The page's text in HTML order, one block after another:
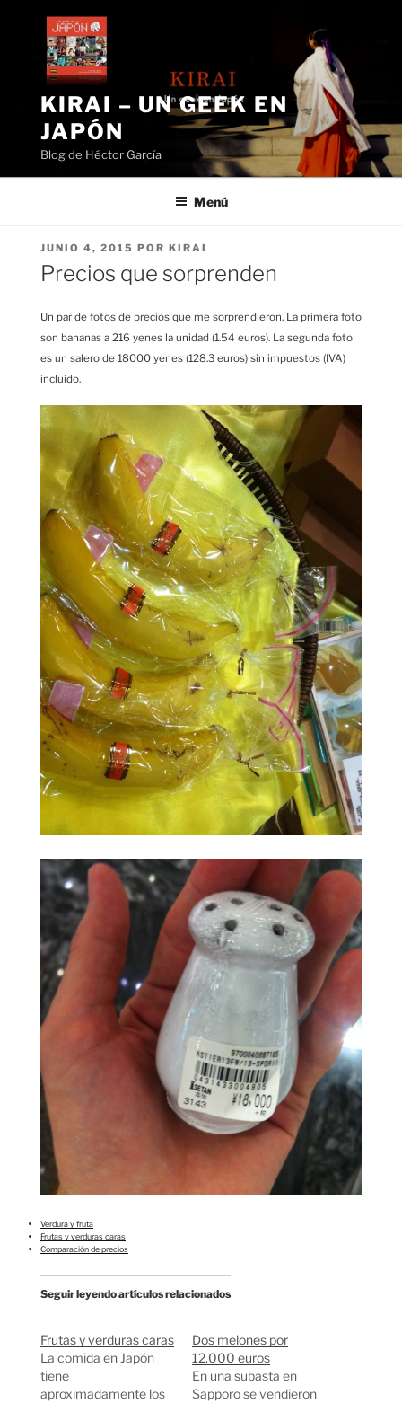
contenido
KIRAI – UN GEEK EN
JAPÓN
Blog de Héctor García
Menú
PUBLICADO
EL
JUNIO 4, 2015 POR KIRAI
Precios que sorprenden
Un par de fotos de precios que me sorprendieron. La primera foto
son bananas a 216 yenes la unidad (1.54 euros). La segunda foto
es un salero de 18000 yenes (128.3 euros) sin impuestos (IVA)
incluido.
Verdura y fruta
Frutas y verduras caras
Comparación de precios
Seguir leyendo artículos relacionados
Frutas y verduras caras
La comida en Japón
tiene
aproximadamente los
Dos melones por
12.000 euros
En una subasta en
Sapporo se vendieron